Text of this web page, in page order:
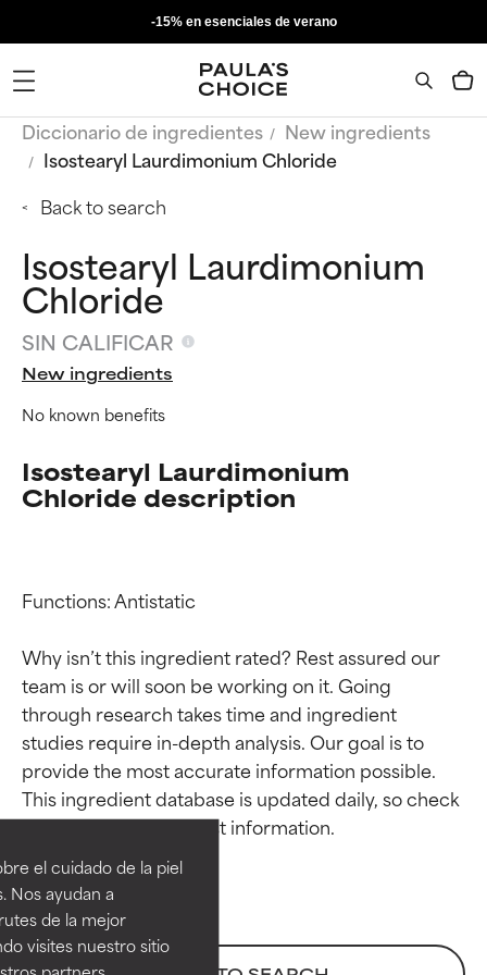
el cuidado de la piel
Nos ayudan a
de la mejor
visites nuestro sitio
-15% en esenciales de verano
Diccionario de ingredientes
New ingredients
Isostearyl Laurdimonium Chloride
Back to search
Isostearyl Laurdimonium
Chloride
SIN CALIFICAR
New ingredients
No known benefits
Isostearyl Laurdimonium
Chloride description
Functions: Antistatic
Why isn’t this ingredient rated? Rest assured our
team is or will soon be working on it. Going
through research takes time and ingredient
studies require in-depth analysis. Our goal is to
provide the most accurate information possible.
This ingredient database is updated daily, so check
Calificaciones de
ingredientes
EXCELENTE
Ingrediente sobresaliente con
beneficios reales para la piel. Su
eficacia está demostrada y
Calificaciones de
ingredientes
EXCELENTE
Ingrediente sobresaliente con
beneficios reales para la piel. Su
eficacia está demostrada y